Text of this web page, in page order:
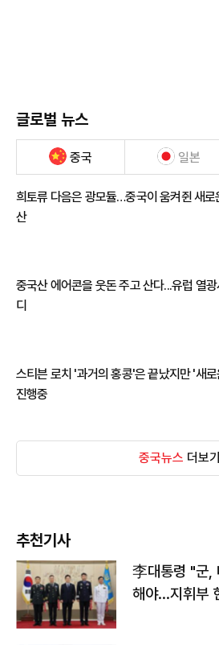
글로벌 뉴스
중국 일본
희토류 다음은 광모듈…중국이 움켜쥔 새로
산
중국산 에어콘을 웃돈 주고 산다...유럽 열광
디
스티븐 로치 '과거의 홍콩'은 끝났지만 '새
진행중
중국뉴스 더보기
추천기사
李대통령 "군,
해야…지휘부